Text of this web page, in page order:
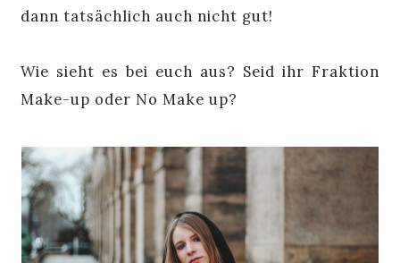
dann tatsächlich auch nicht gut!
Wie sieht es bei euch aus? Seid ihr Fraktion
Make-up oder No Make up?